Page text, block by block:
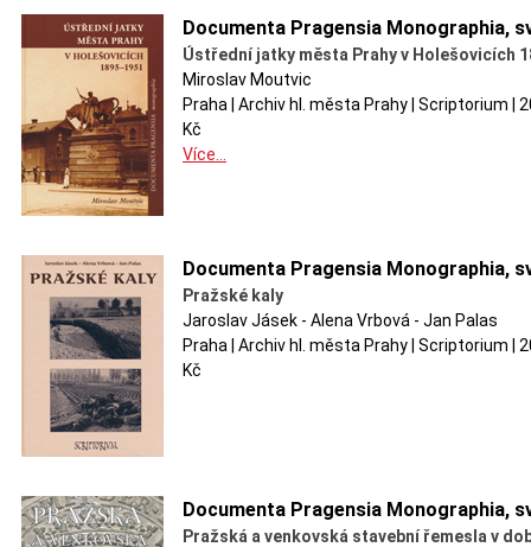
Documenta Pragensia Monographia,
Ústřední jatky města Prahy v Holešovicích
Miroslav Moutvic
Praha | Archiv hl. města Prahy | Scriptorium |
Kč
Více...
Documenta Pragensia Monographia,
Pražské kaly
Jaroslav Jásek - Alena Vrbová - Jan Palas
Praha | Archiv hl. města Prahy | Scriptorium |
Kč
Documenta Pragensia Monographia,
Pražská a venkovská stavební řemesla v